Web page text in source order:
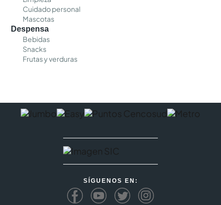
Cuidado personal
Mascotas
Despensa
Bebidas
Snacks
Frutas y verduras
SÍGUENOS EN: